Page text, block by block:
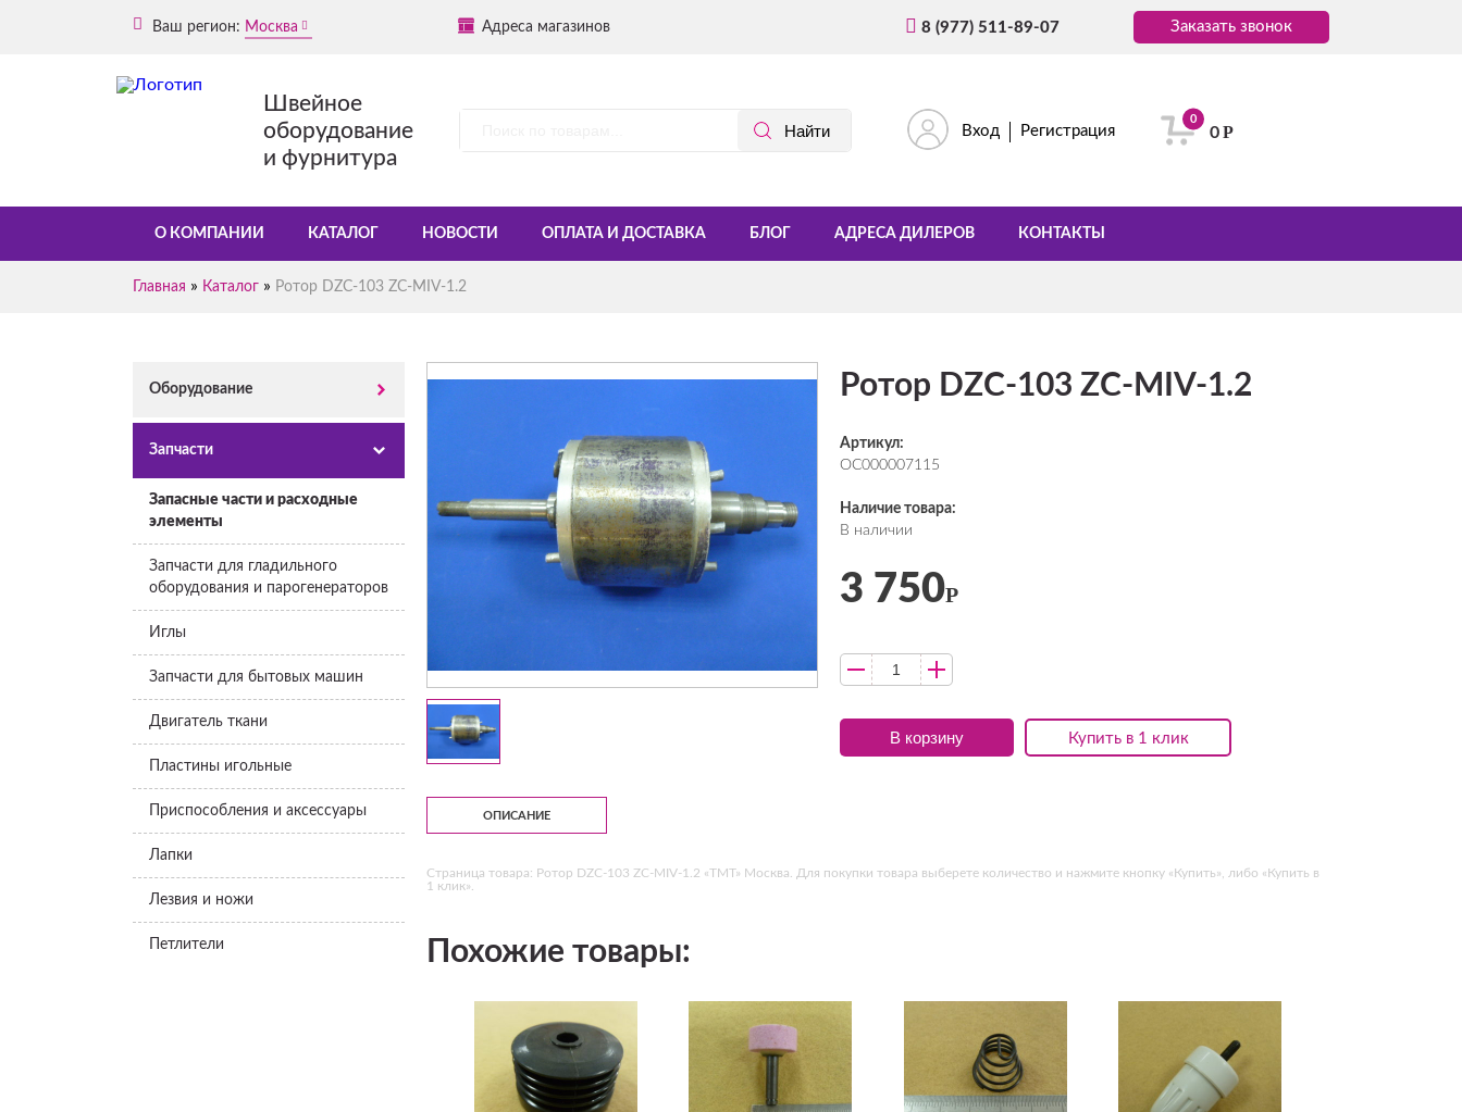
Ваш регион: Москва Адреса магазинов 8 (977) 511-89-07 Заказать звонок
Швейное
оборудование
и фурнитура
Вход Регистрация
0
0Р
О КОМПАНИИ КАТАЛОГ НОВОСТИ ОПЛАТА И ДОСТАВКА БЛОГ АДРЕСА ДИЛЕРОВ КОНТАКТЫ
Главная » Каталог » Ротор DZC-103 ZC-MIV-1.2
Оборудование
Запчасти
Запасные части и расходные
элементы
Запчасти для гладильного
оборудования и парогенераторов
Иглы
Запчасти для бытовых машин
Двигатель ткани
Пластины игольные
Приспособления и аксессуары
Лапки
Лезвия и ножи
Петлители
Ротор DZC-103 ZC-MIV-1.2
Артикул:
ОС000007115
Наличие товара:
В наличии
Купить в 1 клик
3 750Р
В корзину
ОПИСАНИЕ
Страница товара: Ротор DZC-103 ZC-MIV-1.2 «ТМТ» Москва. Для покупки товара выберете количество и нажмите кнопку «Купить», либо «Купить в
1 клик».
Похожие товары: